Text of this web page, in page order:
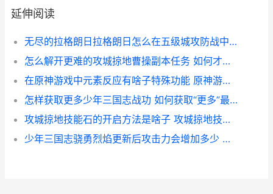
延伸阅读
无尽的拉格朗日拉格朗日怎么在五级城攻防战中取得胜利 无尽的拉格朗日云游戏
怎么解开更难的攻城掠地曹操副本任务 如何才能解
在原神游戏中元素反应有啥子特殊功能 原神游戏中元素属性有几种
怎样获取更多少年三国志战功 如何获取“更多”最新的大礼包?
攻城掠地技能石的开启方法是啥子 攻城掠地技能石咋不能升级
少年三国志骁勇烈焰更新后攻击力会增加多少 少年三国志全新武将降世